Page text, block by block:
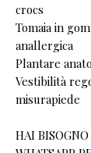
crocs
Tomaia in
anallergica
Plantare
Vestibilità
misurapiede
HAI